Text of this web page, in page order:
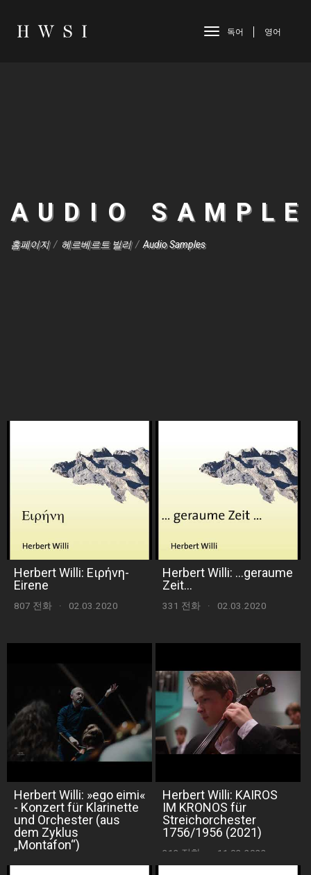
독어 영어
독어 영어
AUDIO
홈페이지 / 헤르베르트 빌리 / Audio Samples
Herbert Willi: Ειρήνη-
Eirene
807 전화 · 02.03.2020
Herbert Willi: ...geraume
Zeit...
331 전화 · 02.03.2020
Herbert Willi: »ego eimi«
- Konzert für Klarinette
und Orchester (aus
dem Zyklus
„Montafon“)
350 전화 · 27.11.2021
Herbert Willi: KAIROS
IM KRONOS für
Streichorchester
1756/1956 (2021)
313 전화 11.03.2022